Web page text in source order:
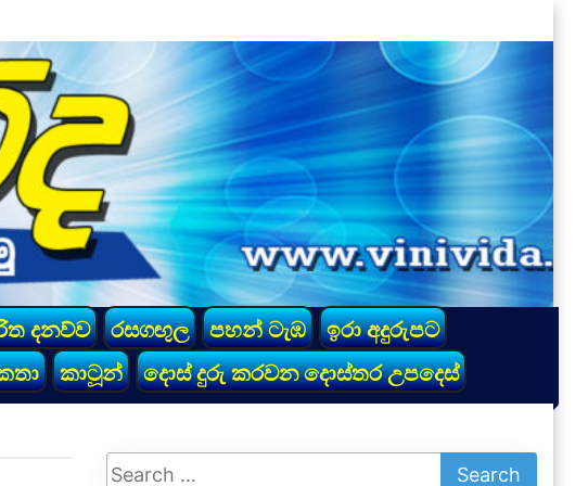
දනව්ව රසගඟුල පහන් ටැඹ
ඉරා අදුරුපට
කාටූන් දොස් දුරු කරවන දොස්තර උපදෙස්